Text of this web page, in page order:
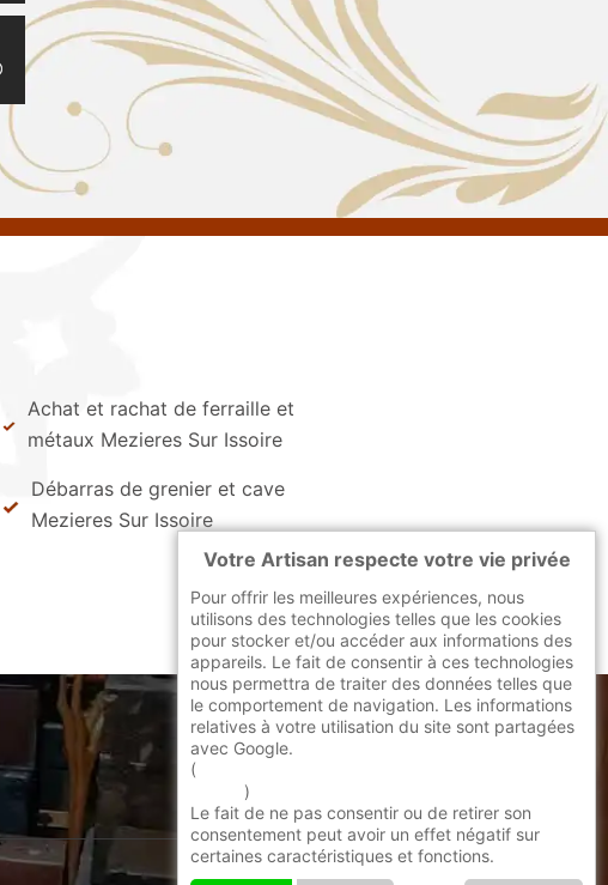
Achat et rachat de ferraille et
métaux Mezieres Sur Issoire
Débarras de grenier et cave
Mezieres Sur Issoire
Votre Artisan respecte votre vie privée
Pour offrir les meilleures expériences, nous
utilisons des technologies telles que les cookies
pour stocker et/ou accéder aux informations des
appareils. Le fait de consentir à ces technologies
nous permettra de traiter des données telles que
le comportement de navigation. Les informations
relatives à votre utilisation du site sont partagées
avec Google.
(
)
Le fait de ne pas consentir ou de retirer son
consentement peut avoir un effet négatif sur
certaines caractéristiques et fonctions.